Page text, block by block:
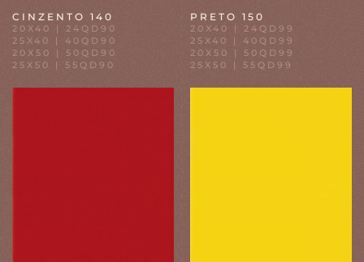
CINZENTO 140
20X40 | 24QD90
25X40 | 40QD90
20X50 | 50QD90
25X50 | 55QD90
PRETO 150
20X40 | 24QD99
25X40 | 40QD99
20X50 | 50QD99
25X50 | 55QD99